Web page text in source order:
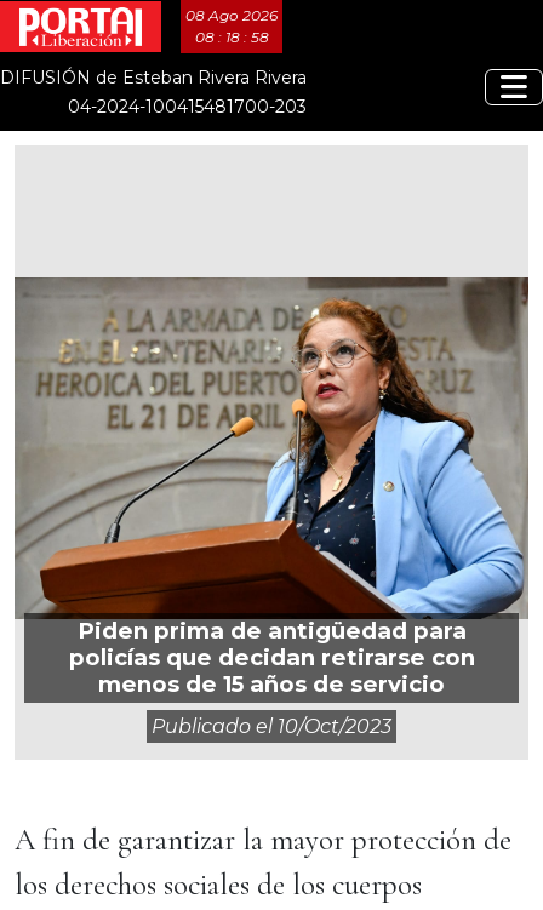
08 Ago 2026
08 : 18 : 58
DIFUSIÓN de Esteban Rivera Rivera
04-2024-100415481700-203
Piden prima de antigüedad para
policías que decidan retirarse con
menos de 15 años de servicio
Publicado el 10/oct/2023
A fin de garantizar la mayor protección de
los derechos sociales de los cuerpos